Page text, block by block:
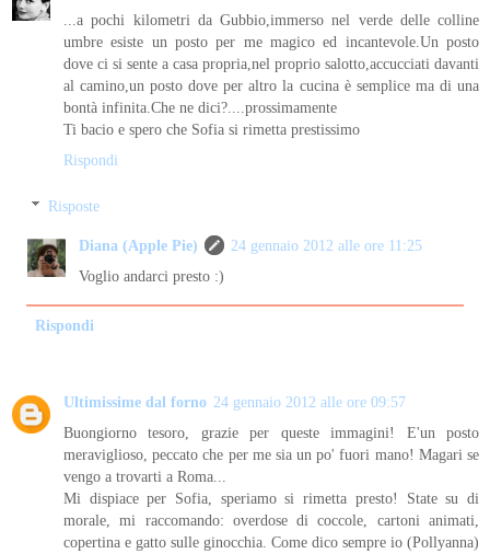
...a pochi kilometri da Gubbio,immerso nel verde delle colline
umbre esiste un posto per me magico ed incantevole.Un posto
dove ci si sente a casa propria,nel proprio salotto,accucciati davanti
al camino,un posto dove per altro la cucina è semplice ma di una
bontà infinita.Che ne dici?....prossimamente
Ti bacio e spero che Sofia si rimetta prestissimo
Rispondi
Risposte
Diana (Apple Pie)
24 gennaio 2012 alle ore 11:25
Voglio andarci presto :)
Rispondi
Ultimissime dal forno 24 gennaio 2012 alle ore 09:57
Buongiorno tesoro, grazie per queste immagini! E'un posto
meraviglioso, peccato che per me sia un po' fuori mano! Magari se
vengo a trovarti a Roma...
Mi dispiace per Sofia, speriamo si rimetta presto! State su di
morale, mi raccomando: overdose di coccole, cartoni animati,
copertina e gatto sulle ginocchia. Come dico sempre io (Pollyanna)